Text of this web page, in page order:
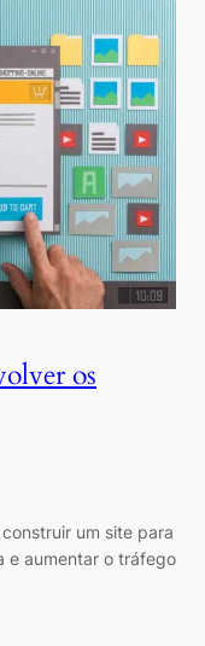
os
um site para
e aumentar o tráfego